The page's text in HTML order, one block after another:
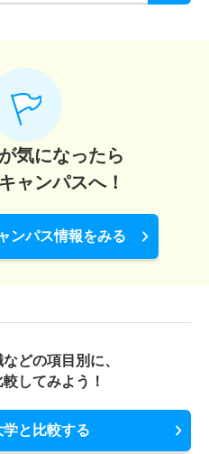
気になったら
ャンパスへ！
ンパス情報をみる
どの項目別に、
してみよう！
学と比較する